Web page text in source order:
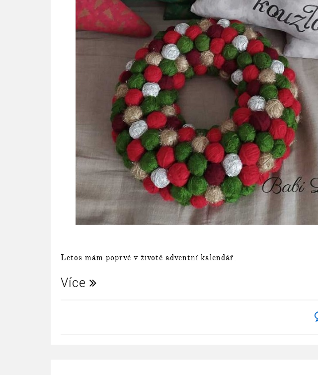
Letos mám poprvé v životě adventní kalendář.
Více